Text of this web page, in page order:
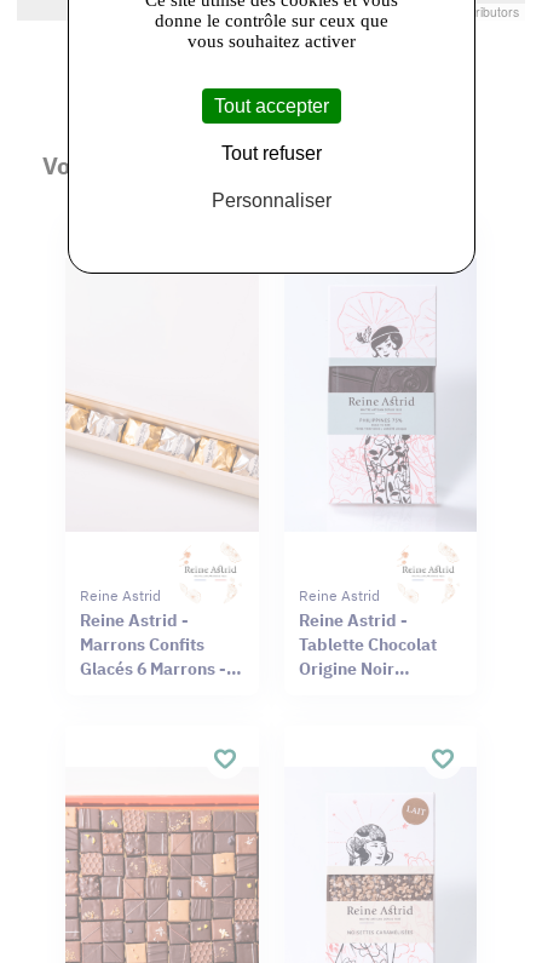
Leaflet |© Openstreetmap France | ©OpenStreetMap contributors
Vous aimerez aussi
Reine Astrid
Reine Astrid -
Marrons Confits
Glacés 6 Marrons -
Reine Astrid
Reine Astrid -
Tablette Chocolat
Origine Noir
donne le contrôle sur ceux que
vous souhaitez activer
Tout accepter
Tout refuser
Personnaliser